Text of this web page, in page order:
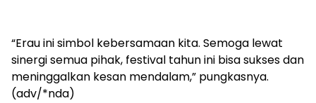
“Erau ini simbol kebersamaan kita. Semoga lewat
sinergi semua pihak, festival tahun ini bisa sukses dan
meninggalkan kesan mendalam,” pungkasnya.
(adv/*nda)